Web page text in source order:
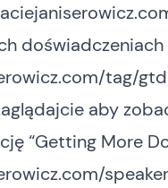
doświadczeniach
tag/gtd
aby
“Getting More